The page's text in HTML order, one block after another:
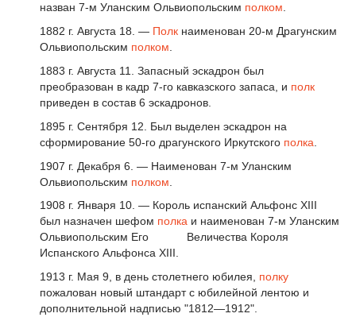
назван 7-м Уланским Ольвиопольским полком.
1882 г. Августа 18. — Полк наименован 20-м Драгунским
Ольвиопольским полком
1883 г. Августа 11. Запасный эскадрон был
преобразован в кадр 7-го кавказского запаса, и полк
приведен в состав 6 эскадронов.
1895 г. Сентября 12. Был выделен эскадрон на
сформирование 50-го драгунского Иркутского полка
1907 г. Декабря 6. — Наименован 7-м Уланским
Ольвиопольским полком
1908 г. Января 10. — Король испанский Альфонс XIII
был назначен шефом полка и наименован 7-м Уланским
Ольвиопольским Его Величества Короля
Испанского Альфонса ХIII.
1913 г. Мая 9, в день столетнего юбилея, полку
пожалован новый штандарт с юбилейной лентою и
дополнительной надписью "1812—1912".